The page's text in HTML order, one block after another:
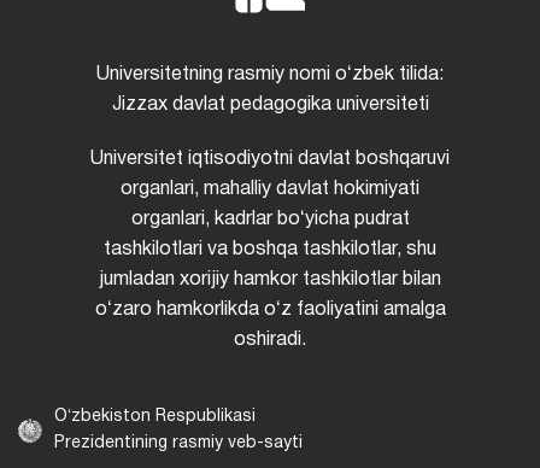
Universitetning rasmiy nomi oʻzbek tilida:
Jizzax davlat pedagogika universiteti
Universitet iqtisodiyotni davlat boshqaruvi
organlari, mahalliy davlat hokimiyati
organlari, kadrlar boʻyicha pudrat
tashkilotlari va boshqa tashkilotlar, shu
jumladan xorijiy hamkor tashkilotlar bilan
oʻzaro hamkorlikda oʻz faoliyatini amalga
oshiradi.
Oʻzbekiston Respublikasi
Prezidentining rasmiy veb-sayti